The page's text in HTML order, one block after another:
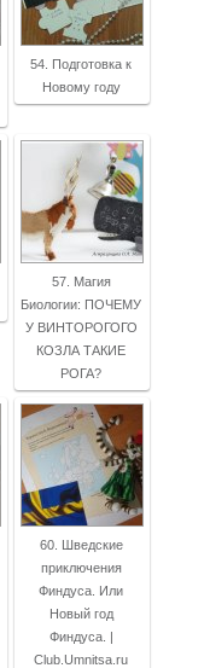
54. Подготовка к
Новому году
57. Магия
Биологии: ПОЧЕМУ
У ВИНТОРОГОГО
КОЗЛА ТАКИЕ
РОГА?
60. Шведские
приключения
Финдуса. Или
Новый год
Финдуса. |
Club.Umnitsa.ru